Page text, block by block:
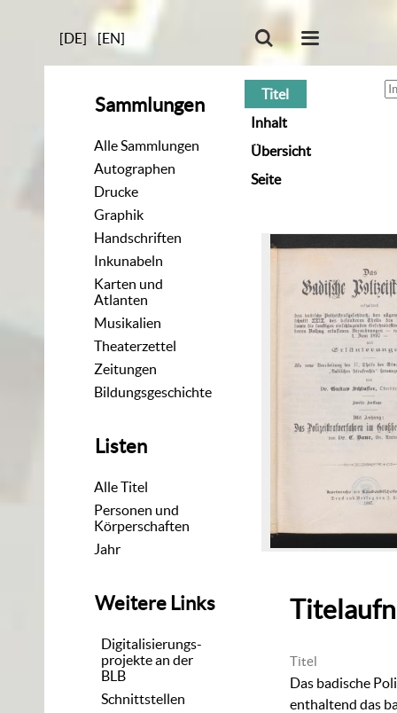
[DE] [EN]
Sammlungen
Alle Sammlungen
Autographen
Drucke
Graphik
Handschriften
Inkunabeln
Karten und
Atlanten
Musikalien
Theaterzettel
Zeitungen
Bildungsgeschichte
Listen
Alle Titel
Personen und
Körperschaften
Jahr
Weitere Links
Digitalisierungs-
projekte an der
BLB
Schnittstellen
Titel
Inhalt
Übersicht
Seite
Titel
Das badische
enthaltend das